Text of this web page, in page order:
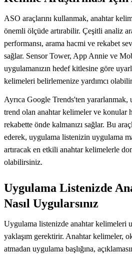
ASO araçlarını kullanmak, anahtar
önemli ölçüde artırabilir. Çeşitli analiz
performansı, arama hacmi ve rekabet
sağlar. Sensor Tower, App Annie ve
uygulamanızın hedef kitlesine göre
kelimeleri belirlemenize yardımcı
Ayrıca Google Trends'ten
trend olan anahtar kelimeler ve konular
rekabette önde kalmanızı sağlar. Bu
ederek, uygulama listenizin uygulama
artıracak en etkili anahtar kelimelerle
olabilirsiniz.
Uygulama Listenizde
Nasıl Uygularsınız
Uygulama listenizde anahtar kelimeleri
yaklaşım gerektirir. Anahtar kelimeler,
atmadan uygulama başlığına,